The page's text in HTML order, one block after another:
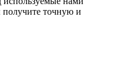
получите точную и